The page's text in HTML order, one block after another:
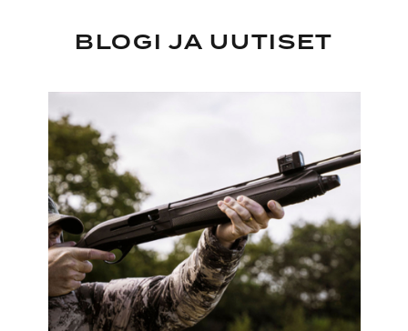
BLOGI JA UUTISET